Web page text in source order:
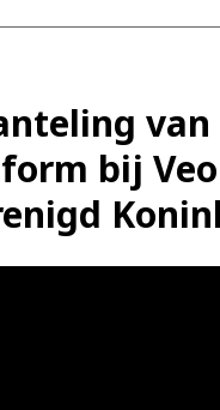
van
bij